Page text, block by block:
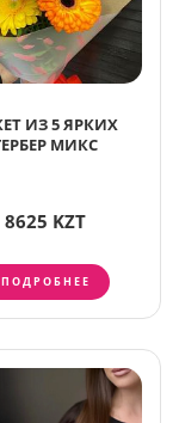
ИЗ 5 ЯРКИХ
МИКС
8625 KZT
ПОДРОБНЕЕ